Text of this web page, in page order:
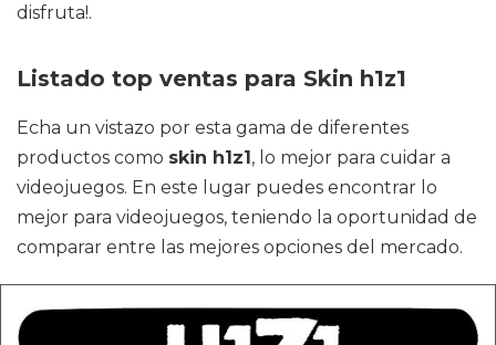
disfruta!.
Listado top ventas para Skin h1z1
Echa un vistazo por esta gama de diferentes
productos como skin h1z1, lo mejor para cuidar a
videojuegos. En este lugar puedes encontrar lo
mejor para videojuegos, teniendo la oportunidad de
comparar entre las mejores opciones del mercado.